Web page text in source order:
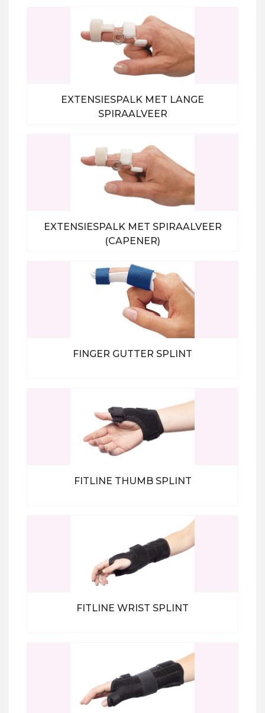
EXTENSIESPALK MET LANGE
SPIRAALVEER
EXTENSIESPALK MET SPIRAALVEER
(CAPENER)
Bekijk alle producten
FINGER GUTTER SPLINT
FITLINE THUMB SPLINT
FITLINE WRIST SPLINT